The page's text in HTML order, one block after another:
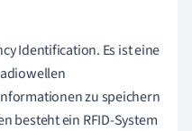
Identification. Es ist eine
zu speichern
besteht ein RFID-System